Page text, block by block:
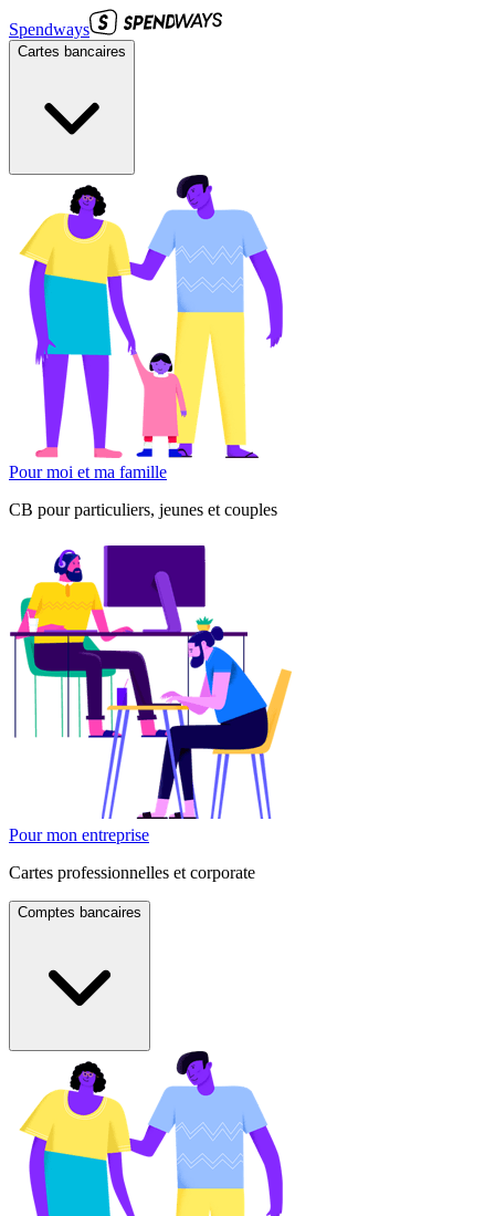
Spendways
Cartes bancaires
Pour moi et ma famille
CB pour particuliers, jeunes et couples
Pour mon entreprise
Cartes professionnelles et corporate
Comptes bancaires